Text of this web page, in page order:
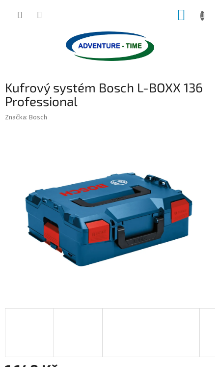
Kufrový systém Bosch L-BOXX 136
Professional
Značka: Bosch